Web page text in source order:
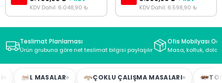
KDV Dahil: 6.048,90 ₺
KDV Dahil: 6.598,90 ₺
Teslimat Planlaması
Ürün grubuna göre net teslimat bilgisi paylaşılır
Ofis Mobilyası
Masa, koltuk,
L MASALAR ÇOKLU ÇALIŞMA MASALARI